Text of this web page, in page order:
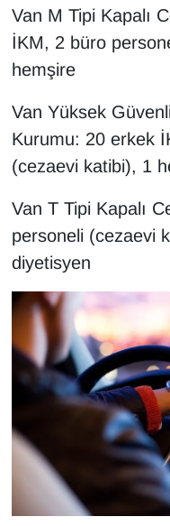
Van M Tipi Kapalı
İKM, 2 büro
hemşire
Van Yüksek
Kurumu: 20 erkek
(cezaevi katibi), 1
Van T Tipi Kapalı
personeli (cezaevi
diyetisyen
VAN'DA SPOR
Vasıta
YAŞAM
YEREL